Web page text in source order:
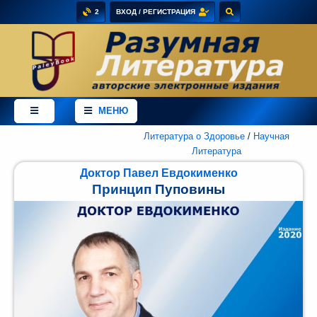
2 ВХОД / РЕГИСТРАЦИЯ
Добро
пожаловать
"Разумная
Литература"!
Здесь
электронные
МЕНЮ
Литература о Здоровье/ Научная
Литература
Доктор Павел Евдокименко
Принцип Пуповины